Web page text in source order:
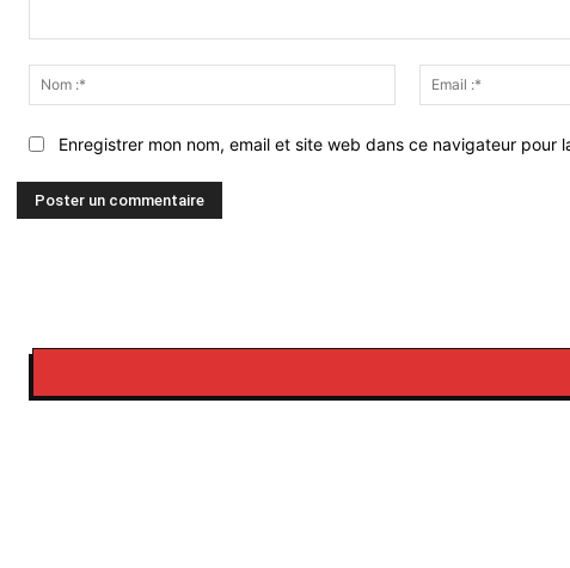
:*
Enregistrer mon nom, email et site web dans ce navigateur pour